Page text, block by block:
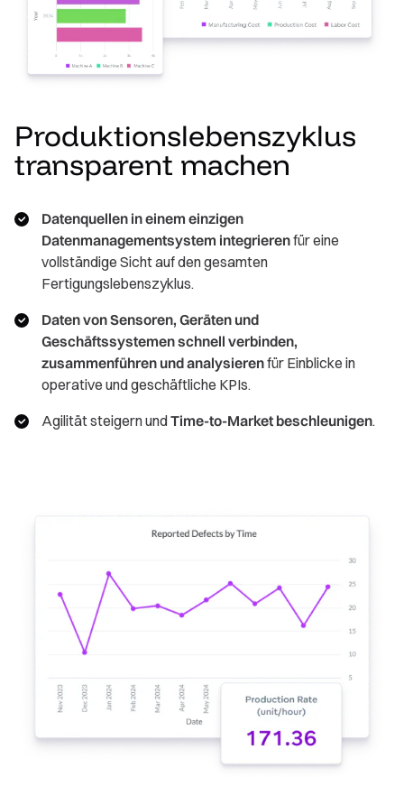
Produktionslebenszyklus
transparent machen
Datenquellen in einem einzigen
Datenmanagementsystem integrierenfür eine
vollständige Sicht auf den gesamten
Fertigungslebenszyklus.
Daten von Sensoren, Geräten und
Geschäftssystemen schnell verbinden,
zusammenführen und analysierenfür Einblicke in
operative und geschäftliche KPIs.
Agilität steigern undTime-to-Market beschleunigen.